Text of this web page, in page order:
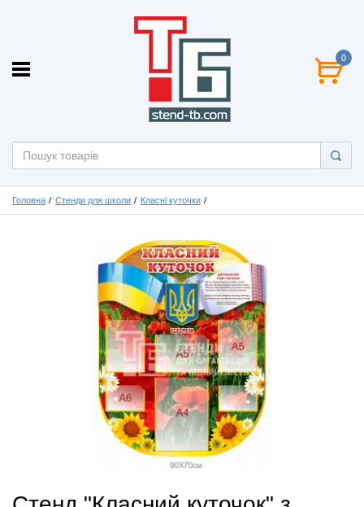
0
Головна Стенди для школи Класні куточки